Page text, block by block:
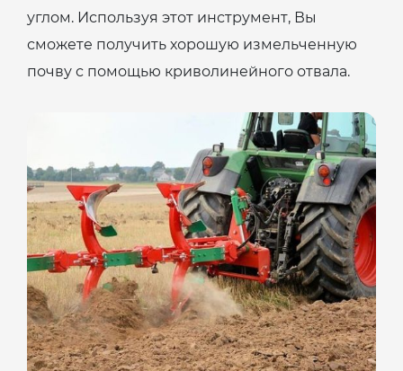
углом. Используя этот инструмент, Вы
сможете получить хорошую измельченную
почву с помощью криволинейного отвала.